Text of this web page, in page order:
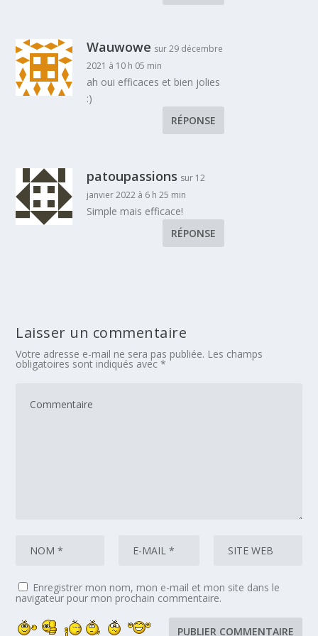
Wauwowe sur 29 décembre
2021 à 10 h 05 min
ah oui efficaces et bien jolies
:)
RÉPONSE
patoupassions sur 12
janvier 2022 à 6 h 25 min
Simple mais efficace!
RÉPONSE
Laisser un commentaire
Votre adresse e-mail ne sera pas publiée. Les champs
obligatoires sont indiqués avec*
Enregistrer mon nom, mon e-mail et mon site dans le
navigateur pour mon prochain commentaire.